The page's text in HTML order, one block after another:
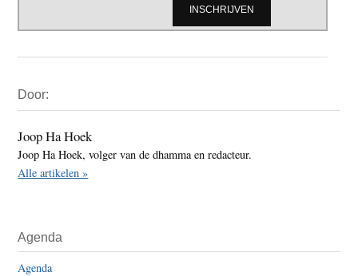
Sidebar
Door:
Joop Ha Hoek
Joop Ha Hoek, volger van de dhamma en redacteur.
Alle artikelen »
Agenda
Agenda